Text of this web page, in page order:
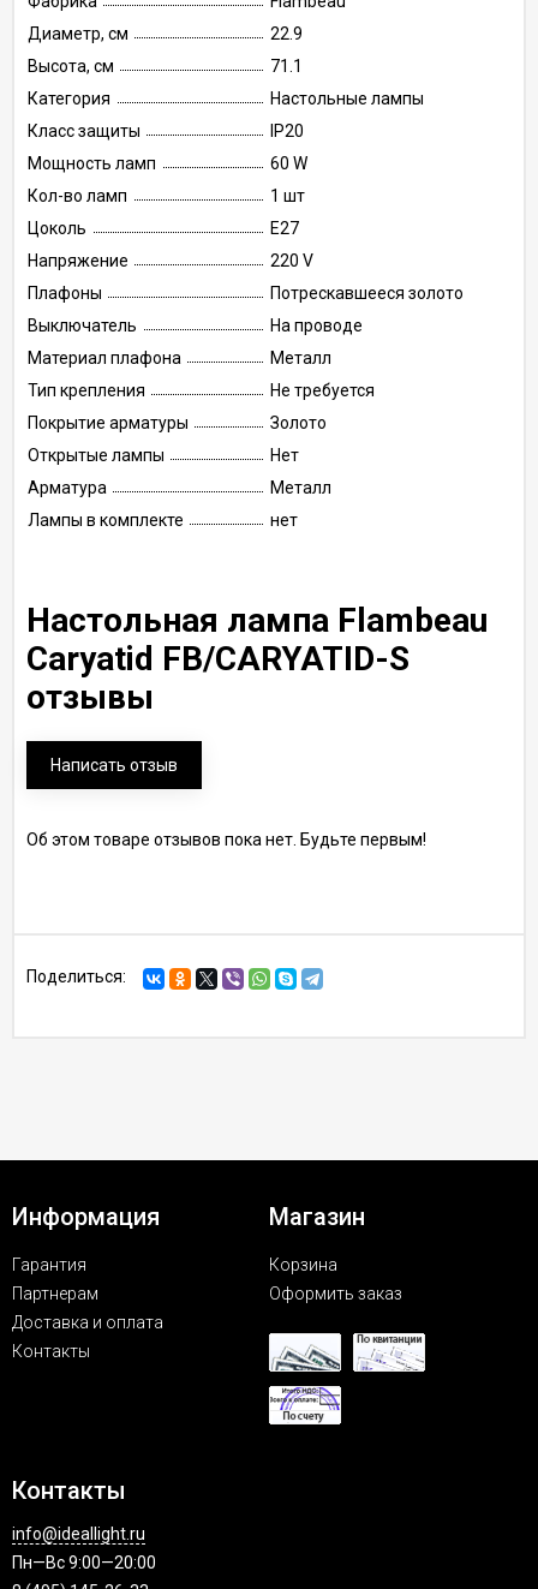
Диаметр, см
22.9
Высота, см
71.1
Категория
Настольные лампы
Класс защиты
IP20
Мощность ламп
60 W
Кол-во ламп
1 шт
Цоколь
E27
Напряжение
220 V
Плафоны
Потрескавшееся золото
Выключатель
На проводе
Материал плафона
Металл
Тип крепления
Не требуется
Покрытие арматуры
Золото
Открытые лампы
Нет
Арматура
Металл
Лампы в комплекте
нет
Настольная лампа Flambeau
Caryatid FB/CARYATID-S
отзывы
Написать отзыв
Об этом товаре отзывов пока нет. Будьте первым!
Поделиться:
Информация
Гарантия
Партнерам
Доставка и оплата
Контакты
Магазин
Корзина
Оформить заказ
Контакты
info@ideallight.ru
Пн—Вс 9:00—20:00